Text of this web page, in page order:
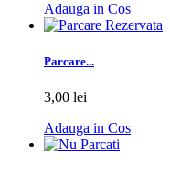
Adauga in Cos
Parcare...
3,00 lei
Adauga in Cos